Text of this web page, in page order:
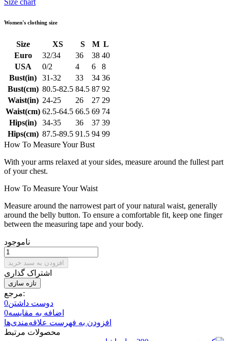
Women's clothing size
Size XS S M L
Euro
32/34 36 38 40
USA
0/2 4 6
8
Bust(in)
31-32 33 34 36
Bust(cm) 80.5-82.5 84.5 87 92
Waist(in) 24-25 26 27 29
Waist(cm) 62.5-64.5 66.5 69 74
Hips(in)
34-35 36 37 39
Hips(cm) 87.5-89.5 91.5 94 99
How To Measure Your Bust
With your arms relaxed at your sides, measure around the fullest part
of your chest.
How To Measure Your Waist
Measure around the narrowest part of your natural waist, generally
around the belly button. To ensure a comfortable fit, keep one finger
between the measuring tape and your body.
ناموجود
افزودن به سبد خرید
اشتراک گذاری
مرجع:
دوست داشتن0
اضافه به مقایسه0
افزودن به فهرست علاقه‌مندی‌ها
محصولات مرتبط